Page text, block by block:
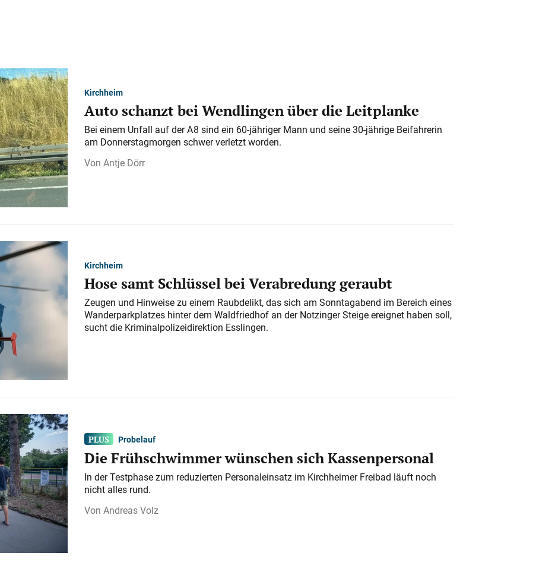
Kirchheim
Auto schanzt bei Wendlingen über die Leitplanke
Bei einem Unfall auf der A 8 sind ein 60-jähriger Mann und seine 30-jährige Beifahrerin
am Donnerstagmorgen schwer verletzt worden.
Antje Dörr
Kirchheim
Hose samt Schlüssel bei Verabredung geraubt
Zeugen und Hinweise zu einem Raubdelikt, das sich am Sonntagabend im Bereich eines
Wanderparkplatzes hinter dem Waldfriedhof an der Notzinger Steige ereignet haben soll,
sucht die Kriminalpolizeidirektion Esslingen.
Probelauf
Die Frühschwimmer wünschen sich Kassenpersonal
In der Testphase zum reduzierten Personaleinsatz im Kirchheimer Freibad läuft noch
nicht alles rund.
Andreas Volz